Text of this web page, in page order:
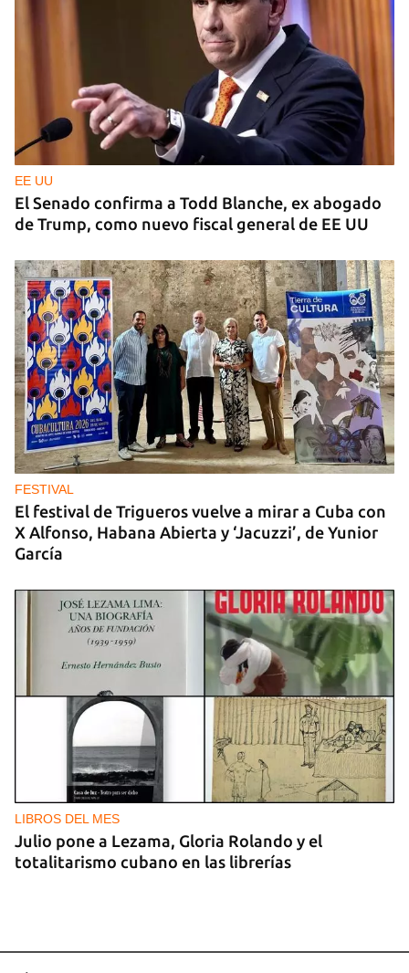
MATANZAS
"Estamos viviendo entre desconocidos": la
emigración vacía los barrios de Matanzas
EE UU
El Senado confirma a Todd Blanche, ex abogado
de Trump, como nuevo fiscal general de EE UU
FESTIVAL
El festival de Trigueros vuelve a mirar a Cuba con
X Alfonso, Habana Abierta y ‘Jacuzzi’, de Yunior
García
LIBROS DEL MES
Julio pone a Lezama, Gloria Rolando y el
totalitarismo cubano en las librerías